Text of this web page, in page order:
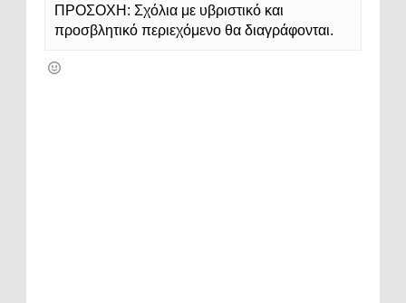
ΠΡΟΣΟΧΗ: Σχόλια με υβριστικό και
προσβλητικό περιεχόμενο θα διαγράφονται.